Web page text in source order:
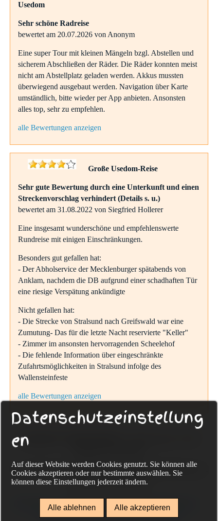
Usedom
Sehr schöne Radreise
bewertet am 20.07.2026 von Anonym
Eine super Tour mit kleinen Mängeln bzgl. Abstellen und
sicherem Abschließen der Räder. Die Räder konnten meist
nicht am Abstellplatz geladen werden. Akkus mussten
überwiegend ausgebaut werden. Navigation über Karte
umständlich, bitte wieder per App anbieten. Ansonsten
alles top, sehr zu empfehlen.
alle Bewertungen anzeigen
Große Usedom-Reise
Sehr gute Bewertung durch eine Unterkunft und einen
Streckenvorschlag verhindert (Details s. u.)
bewertet am 31.08.2022 von Siegfried Hollerer
Eine insgesamt wunderschöne und empfehlenswerte
Rundreise mit einigen Einschränkungen.
Besonders gut gefallen hat:
- Der Abholservice der Mecklenburger spätabends von
Anklam, nachdem die DB aufgrund einer schadhaften Tür
eine riesige Verspätung ankündigte
Nicht gefallen hat:
- Die Strecke von Stralsund nach Greifswald war eine
Zumutung- Das für die letzte Nacht reservierte "Keller"
- Zimmer im ansonsten hervorragenden Scheelehof
- Die fehlende Information über eingeschränkte
Zufahrtsmöglichkeiten in Stralsund infolge des
Wallensteinfeste
alle Bewertungen anzeigen
Sackmann Fahrradreisen
Tel. +49-(0) 74 33-96 75 322, www.sackmann-fahrradreisen.de,
info@guido-sackmann.de
Datenschutz Impressum Kontakt
individuelle Reisen
Gruppenreisen
Rad und Schiff Reiseschutz
Datenschutzeinstellung
en
Auf dieser Website werden Cookies genutzt. Sie können alle
Cookies akzeptieren oder nur bestimmte auswählen. Sie
können diese Einstellungen jederzeit ändern.
Alle ablehnen Alle akzeptieren